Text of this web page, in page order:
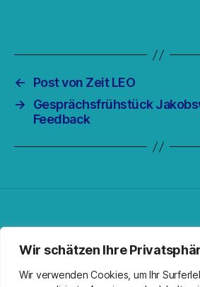
Wir schätzen Ihre
Wir verwenden Cookies, um Ihr
←
Post von Zeit LEO
→
Gesprächsfrühstück
Feedback
RSS-